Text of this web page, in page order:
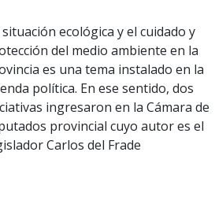
situación ecológica y el cuidado y
del medio ambiente en la
es una tema instalado en la
política. En ese sentido, dos
ingresaron en la Cámara de
provincial cuyo autor es el
Carlos del Frade